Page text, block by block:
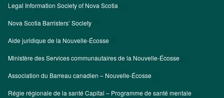
Legal Information Society of Nova Scotia
Nova Scotia Barristers’ Society
Aide juridique de la Nouvelle-Écosse
Ministère des Services communautaires de la Nouvelle-Écosse
Association du Barreau canadien – Nouvelle-Écosse
Régie régionale de la santé Capital – Programme de santé mentale